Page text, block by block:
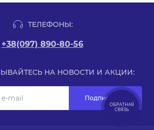
ТЕЛЕФОНЫ:
+38(097) 890-80-56
НА НОВОСТИ И АКЦИИ:
Подписаться
ОБРАТНАЯ
СВЯЗЬ